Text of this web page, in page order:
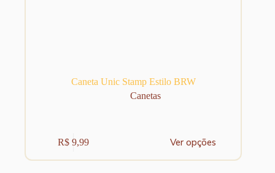
Caneta Unic Stamp Estilo BRW
Canetas
R$ 9,99 Ver opções
tem